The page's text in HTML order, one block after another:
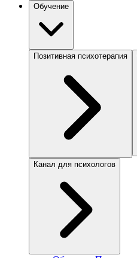
Обучение
Позитивная психотерапия
Канал для психологов